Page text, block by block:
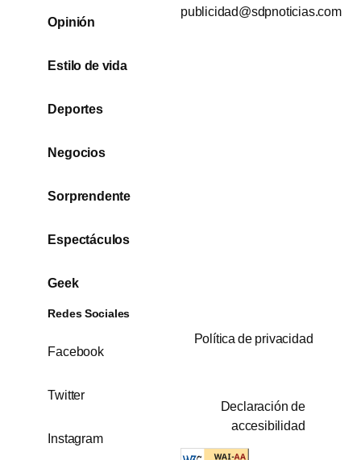
Opinión
Estilo de vida
Deportes
Negocios
Sorprendente
Espectáculos
Geek
publicidad@sdpnoticias.com
Redes Sociales
Facebook
Twitter
Instagram
Política de privacidad
Declaración de
accesibilidad